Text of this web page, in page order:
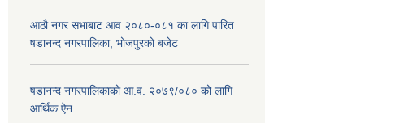
आठौ नगर सभाबाट आव २०८०-०८१ का लागि पारित
षडानन्द नगरपालिका, भोजपुरको बजेट
षडानन्द नगरपालिकाको आ.व. २०७९/०८० को लागि
आर्थिक ऐन